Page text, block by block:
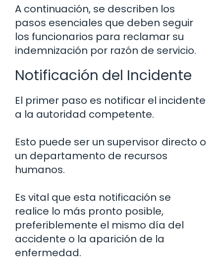
A continuación, se describen los
pasos esenciales que deben seguir
los funcionarios para reclamar su
indemnización por razón de servicio.
Notificación del Incidente
El primer paso es notificar el incidente
a la autoridad competente.
Esto puede ser un supervisor directo o
un departamento de recursos
humanos.
Es vital que esta notificación se
realice lo más pronto posible,
preferiblemente el mismo día del
accidente o la aparición de la
enfermedad.